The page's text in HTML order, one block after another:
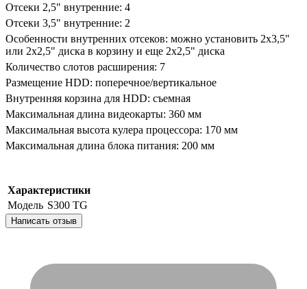
Отсеки 2,5" внутренние: 4
Отсеки 3,5" внутренние: 2
Особенности внутренних отсеков: можно установить 2х3,5"
или 2х2,5" диска в корзину и еще 2х2,5" диска
Количество слотов расширения: 7
Размещение HDD: поперечное/вертикальное
Внутренняя корзина для HDD: съемная
Максимальная длина видеокарты: 360 мм
Максимальная высота кулера процессора: 170 мм
Максимальная длина блока питания: 200 мм
Характеристики
Модель S300 TG
Написать отзыв